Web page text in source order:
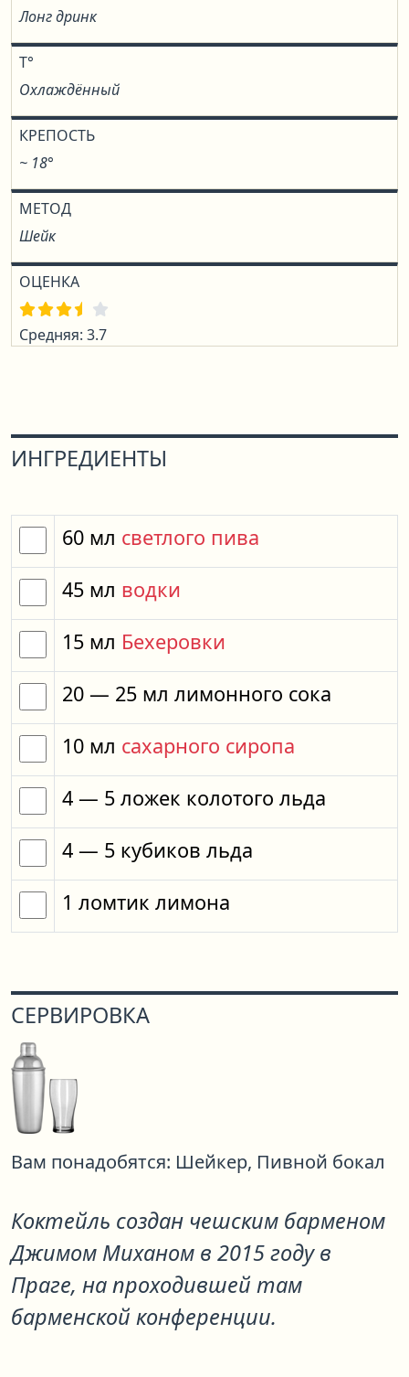
Лонг дринк
T°
Охлаждённый
КРЕПОСТЬ
~ 18°
МЕТОД
Шейк
ОЦЕНКА
Средняя: 3.7
ИНГРЕДИЕНТЫ
60 мл светлого пива
45 мл водки
15 мл Бехеровки
20 — 25 мл лимонного сока
10 мл сахарного сиропа
4 — 5 ложек колотого льда
4 — 5 кубиков льда
1 ломтик лимона
СЕРВИРОВКА
Вам понадобятся: Шейкер, Пивной бокал
Коктейль создан чешским барменом
Джимом Миханом в 2015 году в
Праге, на проходившей там
барменской конференции.